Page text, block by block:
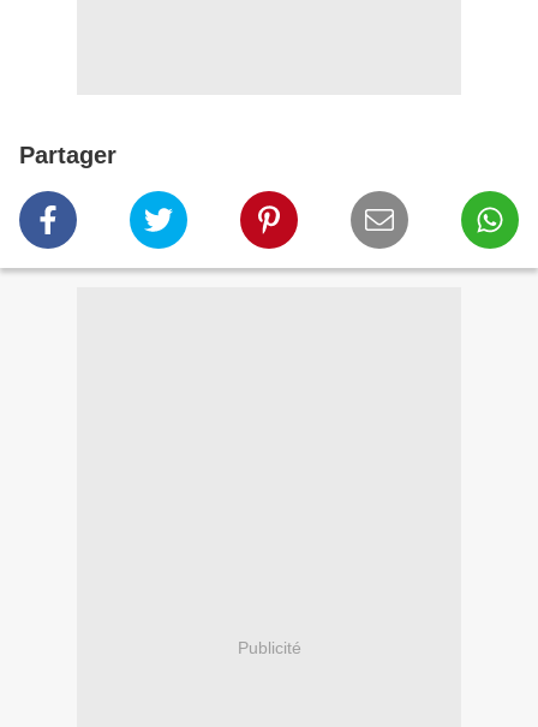
Partager
Publicité